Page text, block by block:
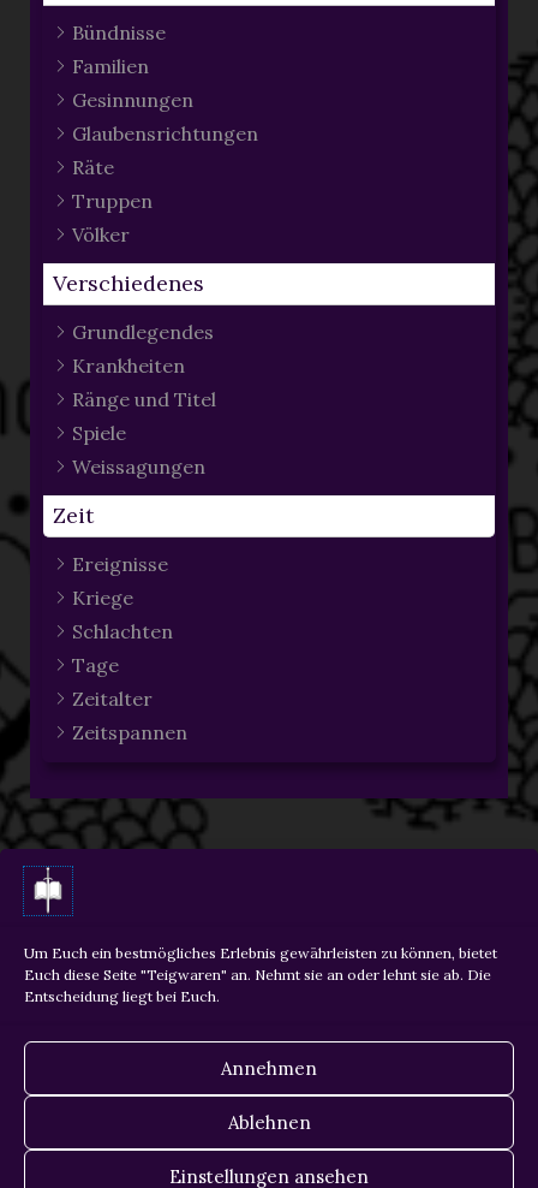
Um Euch ein bestmögliches Erlebnis gewährleisten zu können, bietet
Euch diese Seite "Teigwaren" an. Nehmt sie an oder lehnt sie ab. Die
Entscheidung liegt bei Euch.
Annehmen
Ablehnen
Einstellungen ansehen
Bündnisse
Familien
Gesinnungen
Glaubensrichtungen
Räte
Truppen
Völker
Verschiedenes
Grundlegendes
Krankheiten
Ränge und Titel
Spiele
Weissagungen
Zeit
Ereignisse
Kriege
Schlachten
Tage
Zeitalter
Zeitspannen
ZURÜCK
Datenschutz
Impressum